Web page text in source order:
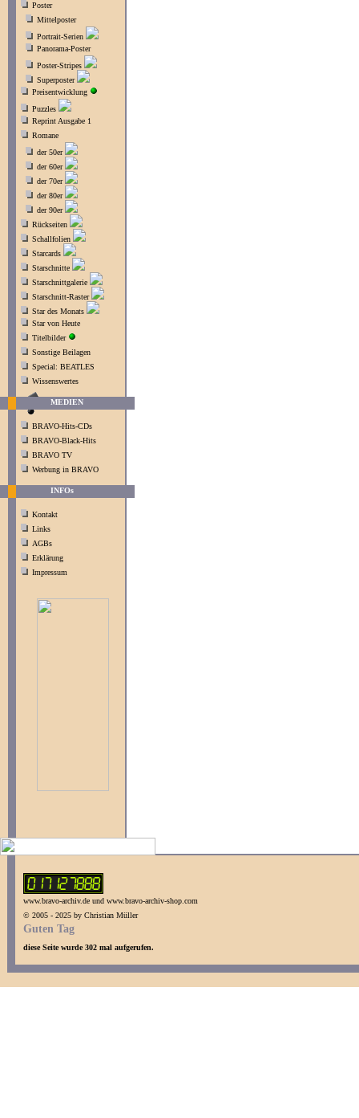
Poster
Mittelposter
Portrait-Serien
Panorama-Poster
Poster-Stripes
Superposter
Preisentwicklung
Puzzles
Reprint Ausgabe 1
Romane
der 50er
der 60er
der 70er
der 80er
der 90er
Rückseiten
Schallfolien
Starcards
Starschnitte
Starschnittgalerie
Starschnitt-Raster
Star des Monats
Star von Heute
Titelbilder
Sonstige Beilagen
Special: BEATLES
Wissenswertes
MEDIEN
BRAVO-Hits-CDs
BRAVO-Black-Hits
BRAVO TV
Werbung in BRAVO
INFOs
Kontakt
Links
AGBs
Erklärung
Impressum
www.bravo-archiv.de und www.bravo-archiv-shop.com
© 2005 - 2025 by Christian Müller
Guten Tag
diese Seite wurde 302 mal aufgerufen.